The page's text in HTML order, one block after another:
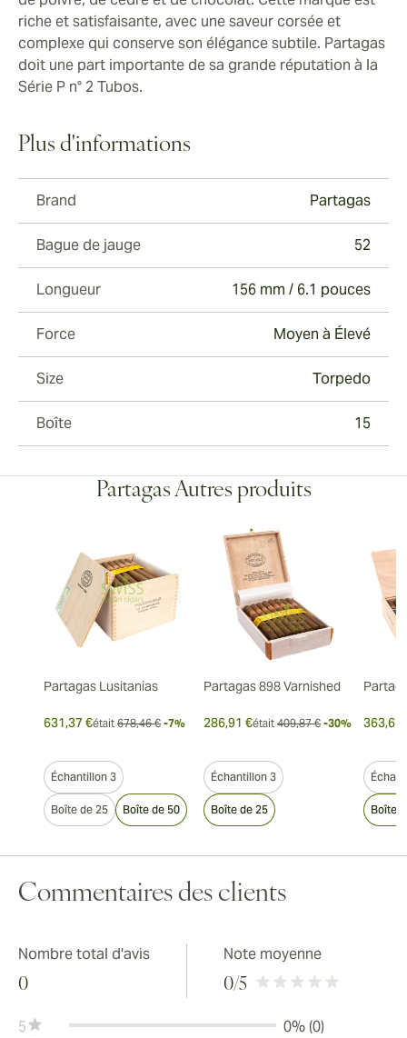
riche et satisfaisante, avec une saveur corsée et
complexe qui conserve son élégance subtile. Partagas
doit une part importante de sa grande réputation à la
Série P n° 2 Tubos.
Plus d'informations
Brand Partagas
Bague de jauge 52
Longueur 156 mm / 6.1 pouces
Force Moyen à Élevé
Size Torpedo
Boîte 15
Partagas Autres produits
Partagas Lusitanias
631,37 €était 678,46 € -7%
Échantillon 3
Boîte de 25 Boîte de 50
Partagas 898 Varnished
286,91 €était 409,87 € -30%
Échantillon 3
Boîte de 25
363,65
Boîte
Commentaires des clients
Nombre total d'avis
0
Note moyenne
0/5
5
0% (0)